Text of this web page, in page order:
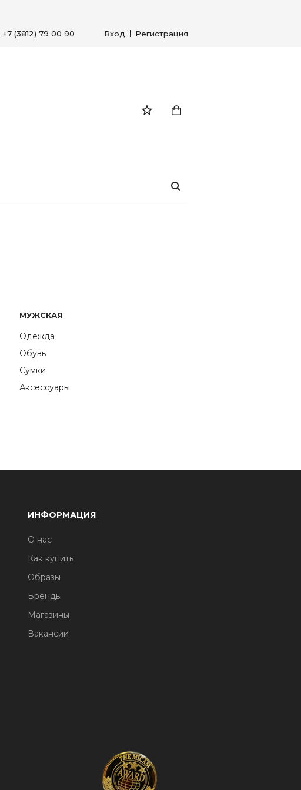
+7 (3812) 79 00 90 Вход Регистрация
МУЖСКАЯ
Одежда
Обувь
Сумки
Аксессуары
ИНФОРМАЦИЯ
О нас
Как купить
Образы
Бренды
Магазины
Вакансии